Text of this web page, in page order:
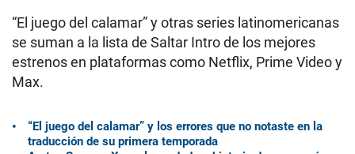
“El juego del calamar” y otras series latinomericanas
se suman a la lista de Saltar Intro de los mejores
estrenos en plataformas como Netflix, Prime Video y
Max.
“El juego del calamar” y los errores que no notaste en la
traducción de su primera temporada